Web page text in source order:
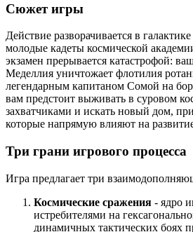
Сюжет игры
Действие разворачивается в
молодые кадеты космической
экзамен прерывается катастрофой:
Меделлия уничтожает флотилия
легендарным капитаном Сомой на
вам предстоит выживать в суровом
захватчиками и искать новый дом,
которые напрямую влияют на
Три грани игрового процесса
Игра предлагает три
Космические сражения - ядро
истребителями на
динамичных тактических боях